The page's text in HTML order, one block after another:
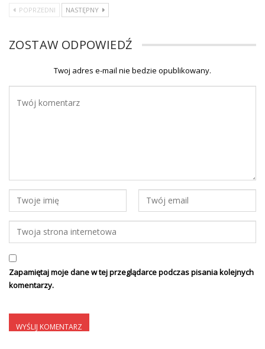
POPRZEDNI NASTĘPNY
ZOSTAW ODPOWIEDŹ
Twoj adres e-mail nie bedzie opublikowany.
Zapamiętaj moje dane w tej przeglądarce podczas pisania kolejnych
komentarzy.